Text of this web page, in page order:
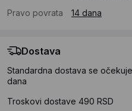
Pravo povrata
14 dana
Dostava
Standardna dostava se
dana
Troskovi dostave 490 RSD